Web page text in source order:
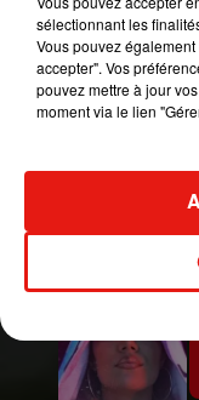
Mundo
sélectionnant les
Vous pouvez
accepter". Vos
pouvez mettre à jour
moment via le lien